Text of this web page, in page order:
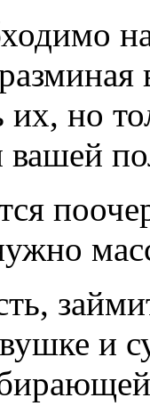
но
вашей
и